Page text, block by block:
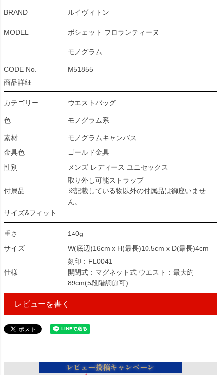
BRAND ルイヴィトン
MODEL ポシェット フロランティーヌ
モノグラム
CODE No.
M51855
商品詳細
カテゴリー ウエストバッグ
色 モノグラム系
素材
モノグラムキャンバス
金具色
ゴールド金具
性別
メンズ レディース ユニセックス
付属品
取り外し可能ストラップ
※記載している物以外の付属品は御座いませ
ん。
サイズ&フィット
重さ
140g
サイズ
W(底辺)16cm x H(最長)10.5cm x D(最長)4cm
仕様
刻印：FL0041
開閉式：マグネット式 ウエスト：最大約
89cm(5段階調節可)
レビューを書く